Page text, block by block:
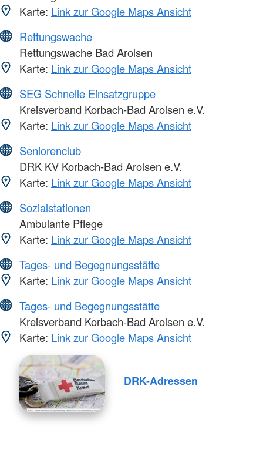
Karte: Link zur Google Maps Ansicht
Rettungswache
Rettungswache Bad Arolsen
Karte: Link zur Google Maps Ansicht
SEG Schnelle Einsatzgruppe
Kreisverband Korbach-Bad Arolsen e.V.
Karte: Link zur Google Maps Ansicht
Seniorenclub
DRK KV Korbach-Bad Arolsen e.V.
Karte: Link zur Google Maps Ansicht
Sozialstationen
Ambulante Pflege
Karte: Link zur Google Maps Ansicht
Tages- und Begegnungsstätte
Karte: Link zur Google Maps Ansicht
Tages- und Begegnungsstätte
Kreisverband Korbach-Bad Arolsen e.V.
Karte: Link zur Google Maps Ansicht
DRK-Adressen